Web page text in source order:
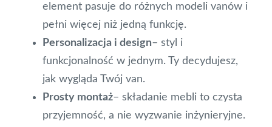
element pasuje do różnych modeli vanów i
pełni więcej niż jedną funkcję.
Personalizacja i design– styl i
funkcjonalność w jednym. Ty decydujesz,
jak wygląda Twój van.
Prosty montaż– składanie mebli to czysta
przyjemność, a nie wyzwanie inżynieryjne.